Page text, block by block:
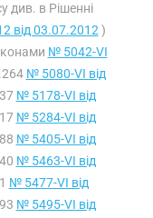
див. в Рішенні
від 03.07.2012 )
№ 5042-VI
№ 5080-VI від
№ 5178-VI від
№ 5284-VI від
№ 5405-VI від
№ 5463-VI від
№ 5477-VI від
№ 5495-VI від